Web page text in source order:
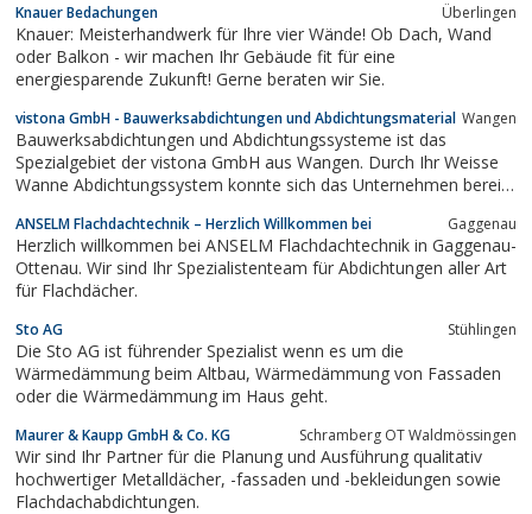
und seit dem Jahr 2004 ist F+T Fensterabdichtung auch auf dem
deutschen...
Knauer Bedachungen Überlingen
Knauer: Meisterhandwerk für Ihre vier Wände! Ob Dach, Wand
oder Balkon - wir machen Ihr Gebäude fit für eine
energiesparende Zukunft! Gerne beraten wir Sie.
vistona GmbH - Bauwerksabdichtungen und Abdichtungsmaterial Wangen
Bauwerksabdichtungen und Abdichtungssysteme ist das
Spezialgebiet der vistona GmbH aus Wangen. Durch Ihr Weisse
Wanne Abdichtungssystem konnte sich das Unternehmen bereits
ANSELM Flachdachtechnik – Herzlich Willkommen bei Gaggenau
Herzlich willkommen bei ANSELM Flachdachtechnik in Gaggenau-
Ottenau. Wir sind Ihr Spezialistenteam für Abdichtungen aller Art
für Flachdächer.
Sto AG Stühlingen
Die Sto AG ist führender Spezialist wenn es um die
Wärmedämmung beim Altbau, Wärmedämmung von Fassaden
oder die Wärmedämmung im Haus geht.
Maurer & Kaupp GmbH & Co. KG Schramberg OT Waldmössingen
Wir sind Ihr Partner für die Planung und Ausführung qualitativ
hochwertiger Metalldächer, -fassaden und -bekleidungen sowie
Flachdachabdichtungen.